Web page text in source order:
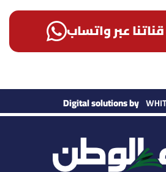
عبر واتساب
Digital solutions by